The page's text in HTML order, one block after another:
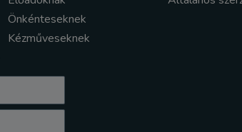
Önkénteseknek
Kézműveseknek